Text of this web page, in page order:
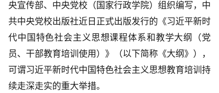
央宣传部、中央党校（国家行政学院）组织编写，中
共中央党校出版社近日正式出版发行的《习近平新时
代中国特色社会主义思想课程体系和教学大纲（党
员、干部教育培训使用）》（以下简称《大纲》），
可谓习近平新时代中国特色社会主义思想教育培训持
续走深走实的重大举措。